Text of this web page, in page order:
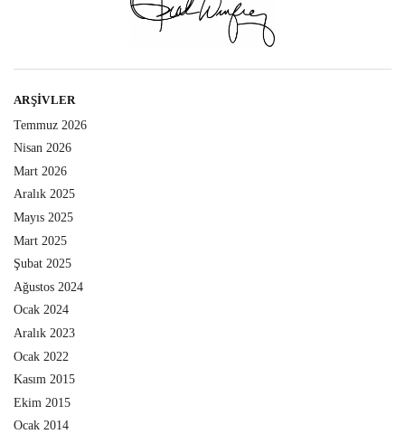
ARŞIVLER
Temmuz 2026
Nisan 2026
Mart 2026
Aralık 2025
Mayıs 2025
Mart 2025
Şubat 2025
Ağustos 2024
Ocak 2024
Aralık 2023
Ocak 2022
Kasım 2015
Ekim 2015
Ocak 2014